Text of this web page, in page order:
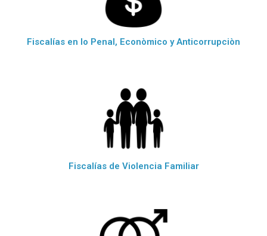
Fiscalías en lo Penal, Econòmico y Anticorrupciòn
Fiscalías de Violencia Familiar